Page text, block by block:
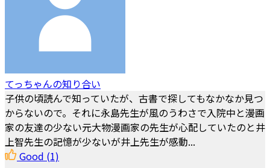
てっちゃんの知り合い
子供の頃読んで知っていたが、古書で探してもなかなか見つ
からないので。それに永島先生が風のうわさで入院中と漫画
家の友達の少ない元大物漫画家の先生が心配していたのと井
上智先生の記憶が少ないが井上先生が感動...
Good (1)